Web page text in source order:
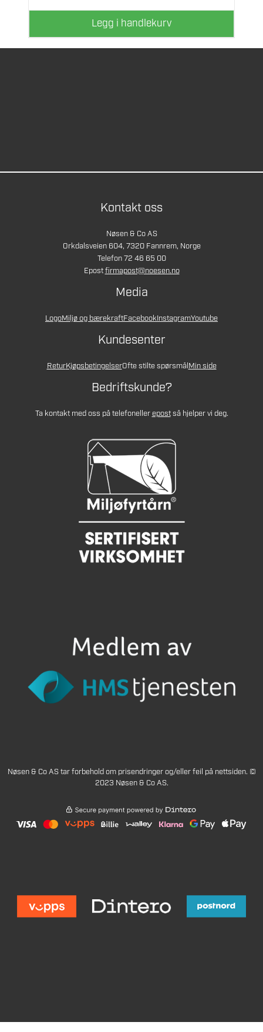
Legg i handlekurv
Kontakt oss
Nøsen & Co AS
Orkdalsveien 604, 7320 Fannrem, Norge
Telefon 72 46 65 00
Epostfirmapost@noesen.no
Media
LogoMiljø og bærekraftFacebookInstagramYoutube
Kundesenter
ReturKjøpsbetingelserOfte stilte spørsmålMin side
Bedriftskunde?
Ta kontakt med oss på telefonellerepostså hjelper vi deg.
Nøsen & Co AS tar forbehold om prisendringer og/eller feil på nettsiden. ©
2023 Nøsen & Co AS.